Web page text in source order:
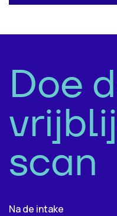
Doe
scan
Na de intake